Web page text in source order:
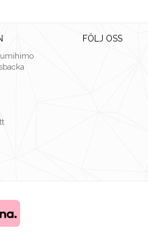
FÖLJ OSS